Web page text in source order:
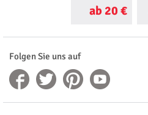
ab 20 €
Folgen Sie uns auf